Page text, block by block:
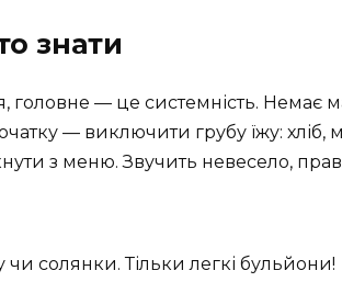
знати
головне — це системність. Немає
— виключити грубу їжу: хліб,
з меню. Звучить невесело,
солянки. Тільки легкі бульйони!